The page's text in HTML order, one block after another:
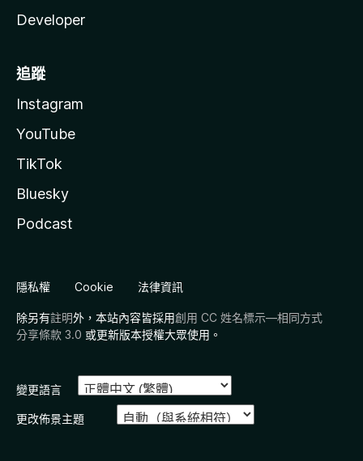
Developer
追蹤
Instagram
YouTube
TikTok
Bluesky
Podcast
隱私權 Cookie 法律資訊
除另有註明外，本站內容皆採用創用 CC 姓名標示—相同方式
分享條款 3.0 或更新版本授權大眾使用。
變更語言
更改佈景主題